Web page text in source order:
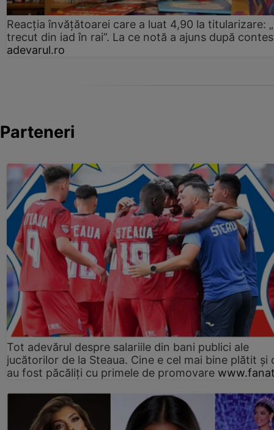
Reacția învățătoarei care a luat 4,90 la titularizare:
trecut din iad în rai”. La ce notă a ajuns după
adevarul.ro
Parteneri
Tot adevărul despre salariile din bani publici ale
jucătorilor de la Steaua. Cine e cel mai bine plătit și
au fost păcăliți cu primele de promovare